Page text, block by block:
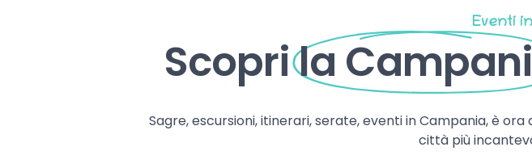
Eventi
Scoprila
Sagre, escursioni, itinerari, serate, eventi in Campania, è
città più